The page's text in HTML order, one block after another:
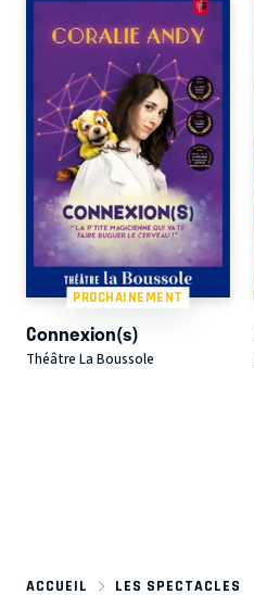
PROCHAINEMENT
Connexion(s)
Théâtre La Boussole
ACCUEIL
LES SPECTACLES